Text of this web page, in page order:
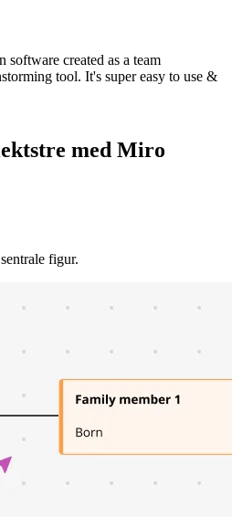
created as a team
tool. It's super easy to use &
med Miro
figur.